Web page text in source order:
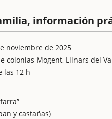
información
noviembre de 2025
colonias Mogent, Llinars del
las 12 h
y castañas)